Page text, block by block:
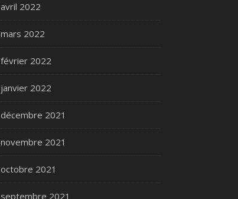
avril 2022
mars 2022
février 2022
janvier 2022
décembre 2021
novembre 2021
octobre 2021
septembre 2021